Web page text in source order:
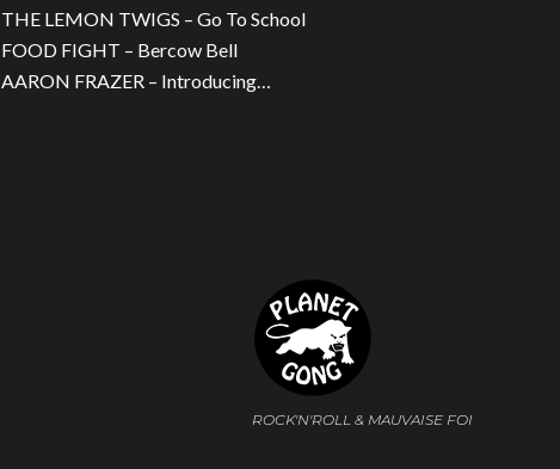
THE LEMON TWIGS – Go To School
FOOD FIGHT – Bercow Bell
AARON FRAZER – Introducing…
ROCK'N'ROLL & MAUVAISE FOI